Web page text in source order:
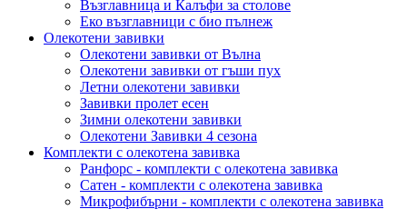
Възглавница и Калъфи за столове
Еко възглавници с био пълнеж
Олекотени завивки
Олекотени завивки от Вълна
Олекотени завивки от гъши пух
Летни олекотени завивки
Завивки пролет есен
Зимни олекотени завивки
Олекотени Завивки 4 сезона
Комплекти с олекотена завивка
Ранфорс - комплекти с олекотена завивка
Сатен - комплекти с олекотена завивка
Микрофибърни - комплекти с олекотена завивка